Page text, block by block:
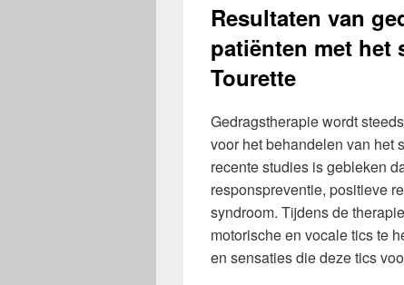
Resultaten van
patiënten met het
Tourette
Gedragstherapie wordt
voor het behandelen van het
recente studies is gebleken
responspreventie, positieve
syndroom. Tijdens de
motorische en vocale tics te
en sensaties die deze tics